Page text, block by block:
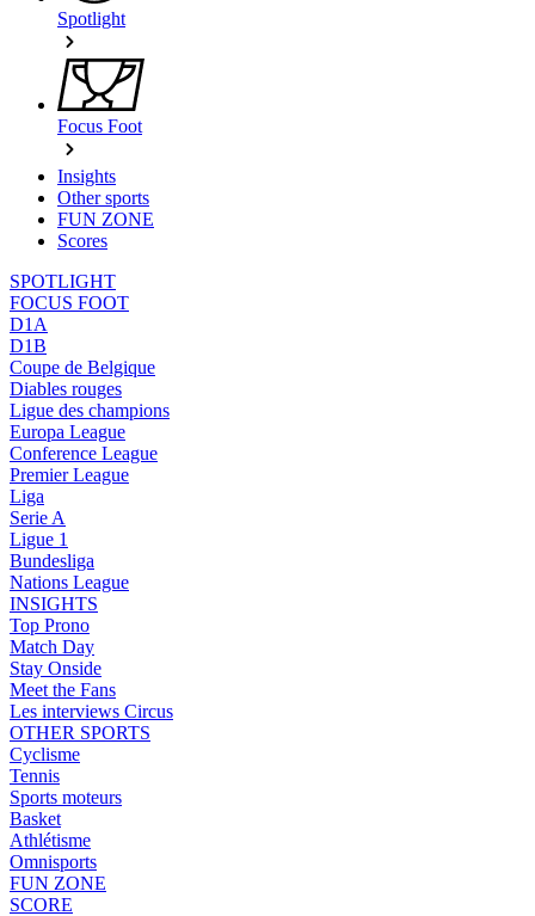
Spotlight
Focus Foot
Insights
Other sports
FUN ZONE
Scores
SPOTLIGHT
FOCUS FOOT
D1A
D1B
Coupe de Belgique
Diables rouges
Ligue des champions
Europa League
Conference League
Premier League
Liga
Serie A
Ligue 1
Bundesliga
Nations League
INSIGHTS
Top Prono
Match Day
Stay Onside
Meet the Fans
Les interviews Circus
OTHER SPORTS
Cyclisme
Tennis
Sports moteurs
Basket
Athlétisme
Omnisports
FUN ZONE
SCORE